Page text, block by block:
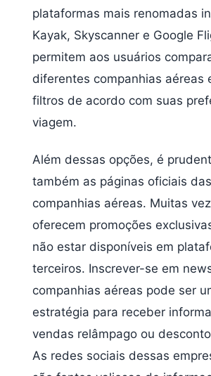
plataformas mais renomadas
Kayak, Skyscanner e Google
permitem aos usuários
diferentes companhias aéreas
filtros de acordo com suas
viagem.
Além dessas opções, é
também as páginas oficiais das
companhias aéreas. Muitas
oferecem promoções
não estar disponíveis em
terceiros. Inscrever-se em
companhias aéreas pode ser
estratégia para receber
vendas relâmpago ou
As redes sociais dessas